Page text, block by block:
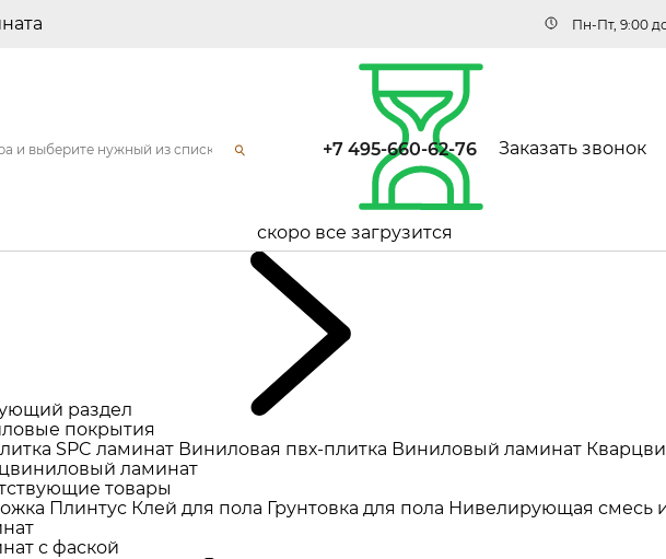
Пн-Пт, 9:00
скоро все загрузится
+7 495-660-62-76 Заказать звонок
раздел
покрытия
SPC ламинат Виниловая пвх-плитка Виниловый ламинат
ламинат
товары
Плинтус Клей для пола Грунтовка для пола Нивелирующая смесь
с фаской